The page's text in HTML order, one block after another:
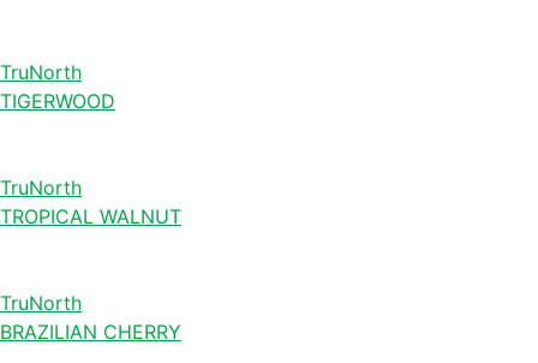
TruNorth
TIGERWOOD
TruNorth
TROPICAL WALNUT
TruNorth
BRAZILIAN CHERRY